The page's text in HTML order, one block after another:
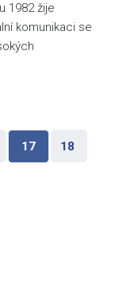
1982 žije
komunikaci se
17 18